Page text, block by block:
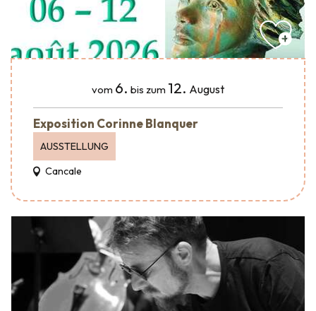
vom 6. bis zum 12. August
Exposition Corinne Blanquer
AUSSTELLUNG
Cancale